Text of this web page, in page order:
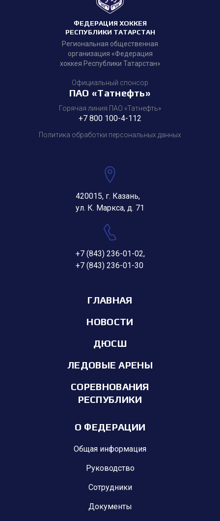
ФЕДЕРАЦИЯ ХОККЕЯ
РЕСПУБЛИКИ ТАТАРСТАН
Региональная общественная
организация «Федерация
хоккея Республики Татарстан»
Официальный спонсор
ПАО «Татнефть»
Горячая линия ПАО «Татнефть»
+7 800 100-4-112
Политика обработки персональных данных
420015, г. Казань,
ул. К. Маркса, д. 71
+7 (843) 236-01-02,
+7 (843) 236-01-30
ГЛАВНАЯ
НОВОСТИ
ДЮСШ
ЛЕДОВЫЕ АРЕНЫ
СОРЕВНОВАНИЯ
РЕСПУБЛИКИ
О ФЕДЕРАЦИИ
Общая информация
Руководство
Сотрудники
Документы